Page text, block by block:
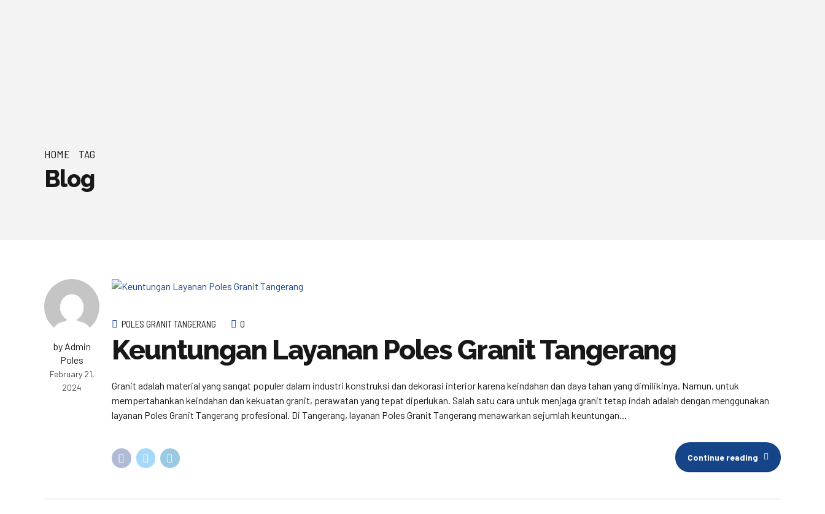
HOME TAG
Blog
by Admin
Poles
February 21,
2024
POLES GRANIT TANGERANG 0
Keuntungan Layanan Poles Granit Tangerang
Granit adalah material yang sangat populer dalam industri konstruksi dan dekorasi interior karena keindahan dan daya tahan yang dimilikinya. Namun, untuk
mempertahankan keindahan dan kekuatan granit, perawatan yang tepat diperlukan. Salah satu cara untuk menjaga granit tetap indah adalah dengan menggunakan
layanan Poles Granit Tangerang profesional. Di Tangerang, layanan Poles Granit Tangerang menawarkan sejumlah keuntungan...
Continue reading